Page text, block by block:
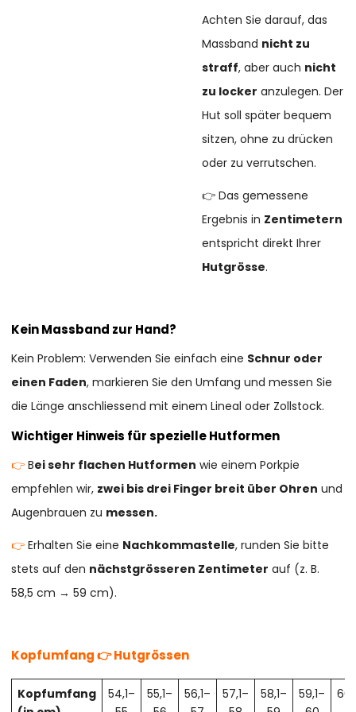
Achten Sie darauf, das
Massband nicht zu
straff, aber auch nicht
zu locker anzulegen. Der
Hut soll später bequem
sitzen, ohne zu drücken
oder zu verrutschen.
👉 Das gemessene
Ergebnis in Zentimetern
entspricht direkt Ihrer
Hutgrösse.
Kein Massband zur Hand?
Kein Problem: Verwenden Sie einfach eine Schnur oder
einen Faden, markieren Sie den Umfang und messen Sie
die Länge anschliessend mit einem Lineal oder Zollstock.
Wichtiger Hinweis für spezielle Hutformen
👉Bei sehr flachen Hutformen wie einem Porkpie
empfehlen wir, zwei bis drei Finger breit über Ohren und
Augenbrauen zu messen.
👉Erhalten Sie eine Nachkommastelle, runden Sie bitte
stets auf den nächstgrösseren Zentimeter auf (z. B.
58,5 cm → 59 cm).
Kopfumfang 👉 Hutgrössen
Kopfumfang
54,1–
55,1–
56,1–
57,1–
58,1–
59,1–